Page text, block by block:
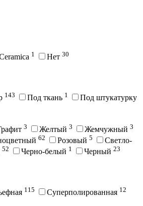
1 Нет 30
143 Под ткань 1 Под штукатурку
3 Желтый 3 Жемчужный 3
62 Розовый 5
Светло-
52 Черно-белый 1 Черный 23
115 Суперполированная 12